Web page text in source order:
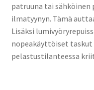
patruuna tai
ilmatyynyn. Tämä
Lisäksi
nopeakäyttöiset
pelastustilanteessa